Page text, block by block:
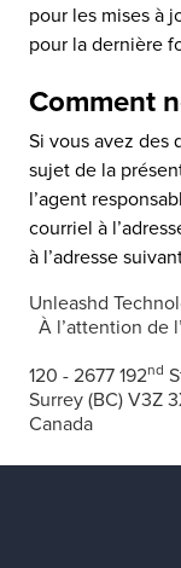
pour les mises à
pour la dernière
Comment
Si vous avez des
sujet de la
l’agent
courriel à
à l’adresse
Unleashd
À l’attention de
120 - 2677 192nd
Surrey (BC) V3Z
Canada